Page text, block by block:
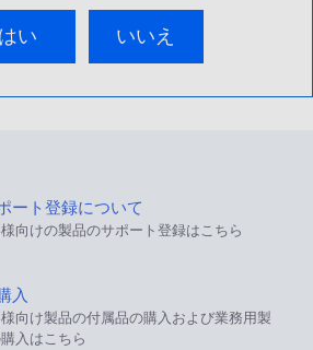
はい いいえ
ート登録について
向けの製品のサポート登録はこちら
入
向け製品の付属品の購入および業務用製
入はこちら